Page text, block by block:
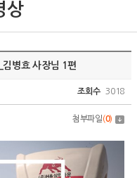
상
병효 사장님 1편
조회수 3018
첨부파일(0)